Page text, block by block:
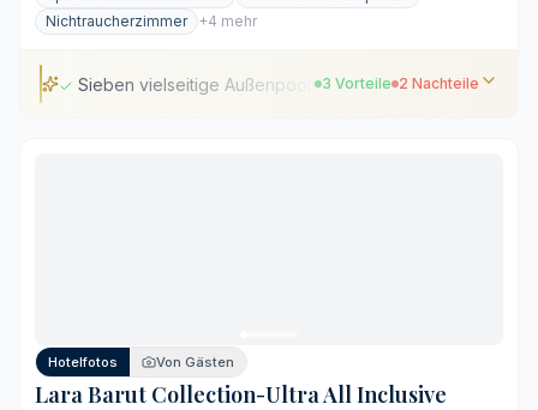
Nichtraucherzimmer
+4 mehr
Sieben vielseitige Außenpools 3 Vorteile 2 Nachteile
Hotelfotos Von Gästen
Lara Barut Collection-Ultra All Inclusive